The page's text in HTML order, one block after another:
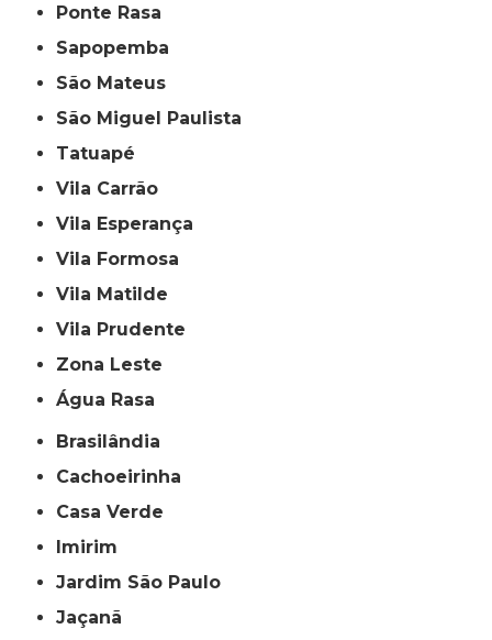
Ponte Rasa
Sapopemba
São Mateus
São Miguel Paulista
Tatuapé
Vila Carrão
Vila Esperança
Vila Formosa
Vila Matilde
Vila Prudente
Zona Leste
Água Rasa
Brasilândia
Cachoeirinha
Casa Verde
Imirim
Jardim São Paulo
Jaçanã